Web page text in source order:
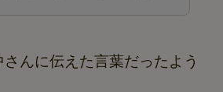
んに伝えた言葉だったよう